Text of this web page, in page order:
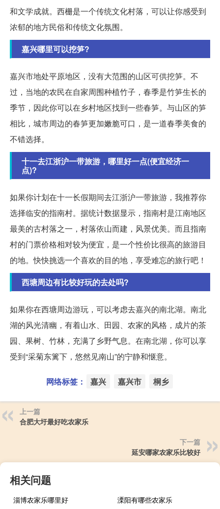
和文学成就。西栅是一个传统文化村落，可以让你感受到
浓郁的地方民俗和传统文化氛围。
嘉兴哪里可以挖笋?
嘉兴市地处平原地区，没有大范围的山区可供挖笋。不
过，当地的农民在自家周围种植竹子，春季是竹笋生长的
季节，因此你可以在乡村地区找到一些春笋。与山区的笋
相比，城市周边的春笋更加嫩脆可口，是一道春季美食的
不错选择。
十一去江浙沪一带旅游，哪里好一点(便宜经济一
点)?
如果你计划在十一长假期间去江浙沪一带旅游，我推荐你
选择临安的指南村。据统计数据显示，指南村是江南地区
最美的古村落之一，村落依山而建，风景优美。而且指南
村的门票价格相对较为便宜，是一个性价比很高的旅游目
的地。快快挑选一个喜欢的目的地，享受难忘的旅行吧！
西塘周边有比较好玩的去处吗?
如果你在西塘周边游玩，可以考虑去嘉兴的南北湖。南北
湖的风光清幽，有着山水、田园、农家的风格，成片的茶
园、果树、竹林，充满了乡野气息。在南北湖，你可以享
受到“采菊东篱下，悠然见南山”的宁静和惬意。
网络标签： 嘉兴 嘉兴市 桐乡
上一篇
合肥大圩最好吃农家乐
下一篇
延安哪家农家乐比较好
相关问题
淄博农家乐哪里好
溧阳有哪些农家乐